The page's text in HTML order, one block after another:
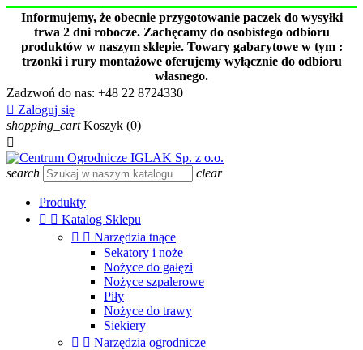
Informujemy, że obecnie przygotowanie paczek do wysyłki
trwa 2 dni robocze. Zachęcamy do osobistego odbioru
produktów w naszym sklepie. Towary gabarytowe w tym :
trzonki i rury montażowe oferujemy wyłącznie do odbioru
własnego.
Zadzwoń do nas: +48 22 8724330
 Zaloguj się
shopping_cart Koszyk (0)

search clear
Produkty
  Katalog Sklepu
  Narzędzia tnące
Sekatory i noże
Nożyce do gałęzi
Nożyce szpalerowe
Piły
Nożyce do trawy
Siekiery
  Narzędzia ogrodnicze